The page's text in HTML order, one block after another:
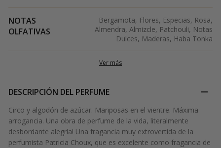
NOTAS
OLFATIVAS
Bergamota, Flores, Especias, Rosa,
Almendra, Almizcle, Patchouli, Notas
Dulces, Maderas, Haba Tonka
Ver más
DESCRIPCIÓN DEL PERFUME
Circo y algodón de azúcar. Mariposas en el vientre. Máxima
arrogancia. Una obra de perfume de la vida, literalmente
desbordante alegría! Una fragancia muy extrovertida de la
perfumista Patricia Choux, que es excelente como fragancia de